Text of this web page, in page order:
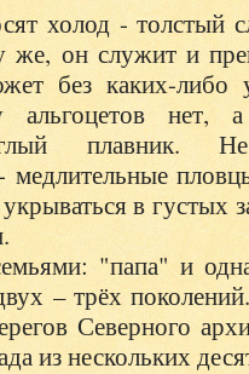
холод - толстый
же, он служит и
без каких-либо
нет,
плавник.
в густых
"папа" и
– трёх
Северного
из нескольких